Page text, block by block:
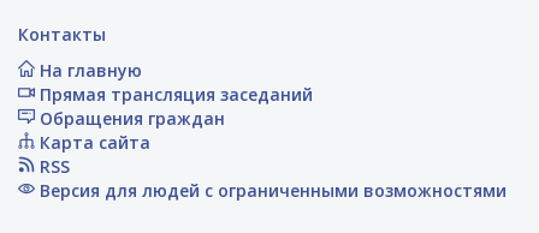
Контакты
На главную
Прямая трансляция заседаний
Обращения граждан
Карта сайта
RSS
Версия для людей с ограниченными возможностями